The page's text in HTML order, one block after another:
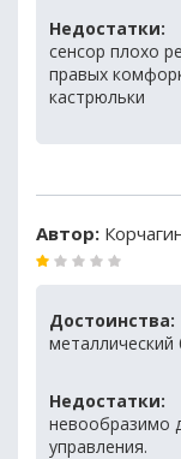
Недостатки:
сенсор плохо
правых
кастрюльки
Автор:
Достоинства:
металлический
Недостатки:
невообразимо
управления.